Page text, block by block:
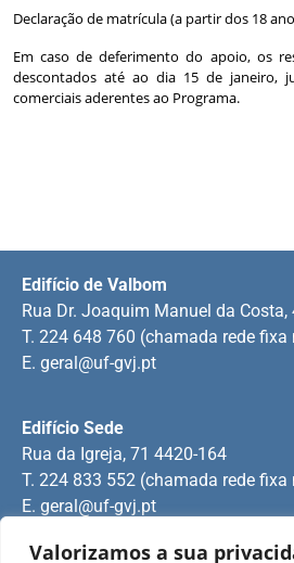
Valorizamos a sua
Declaração de matrícula (a partir dos 18
Em caso de deferimento do apoio, os
descontados até ao dia 15 de janeiro,
comerciais aderentes ao Programa.
Edifício Sede
Rua da Igreja, 71 4420-164
T. 224 833 552 (chamada rede fixa
E. geral@uf-gvj.pt
Edifício de Valbom
Rua Dr. Joaquim Manuel da Costa,
T. 224 648 760 (chamada rede fixa
E. geral@uf-gvj.pt